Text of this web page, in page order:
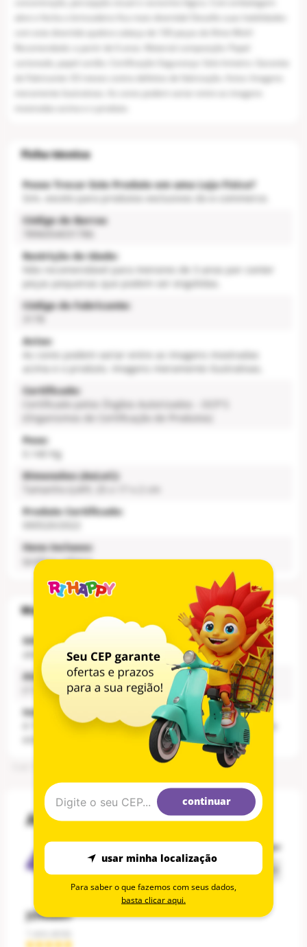
concentração, percepção visual e raciocínio lógico. Com embalagem
com este divertido quebra-cabeça de 100 peças do filme Wish!
Recomendado: a partir de 6 anos. Material composição: Papel
cartonado, papel cartão. Certificação Segurança: Selo Inmetro. Garantia
do Fabricante: 03 meses contra defeitos de fabricação. Aviso: Imagens
meramente ilustrativas. As cores podem variar entre as imagens
Posso Trocar Este Produto em uma Loja Física?
Sim, exceto para produtos exclusivos do e-commerce.
Código de Barras
Restrição de Idade:
Não recomendável para menores de 3 anos por conter
peças pequenas que podem ser engolidas.
Código do Fabricante:
Aviso:
As cores podem variar entre as imagens mostradas
acima e o produto. Imagens meramente ilustrativas.
Certificado:
Certificado pelos Órgãos Autorizados - OCP´S
(Organismos de Certificação de Produtos)
Peso:
0.140 Kg
Dimensões (AxLxC):
Produto Certificado:
Itens Inclusos:
quebra-cabeça
SAC:
atendimento@toyster.com.br
Atendimento:
(11) 3604-5544
Institucional:
A Toyster trabalha com brinquedos desenvolvidos para
estimular as crianças a aprender brincando!
Avaliações
4.5 ordenar por
JOHNNY
continuar
usar minha localização
Para saber o que fazemos com seus dados,
basta clicar aqui.